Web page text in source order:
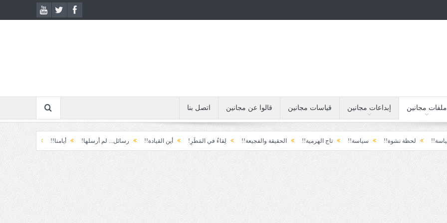
ملفات مجانين إبداعات مجانين قياسات مجانين قالوا عن مجانين اتصل بنا
لحظة نشوة!! سياسة!! تاج الهرمية!! الحقيقة والفجيعة!! لِقاءُ في المَطَرِ! أين القيادة!! رسائل... لم أرسلها! أيامنا!! خيبة الأمل.... الأولى!